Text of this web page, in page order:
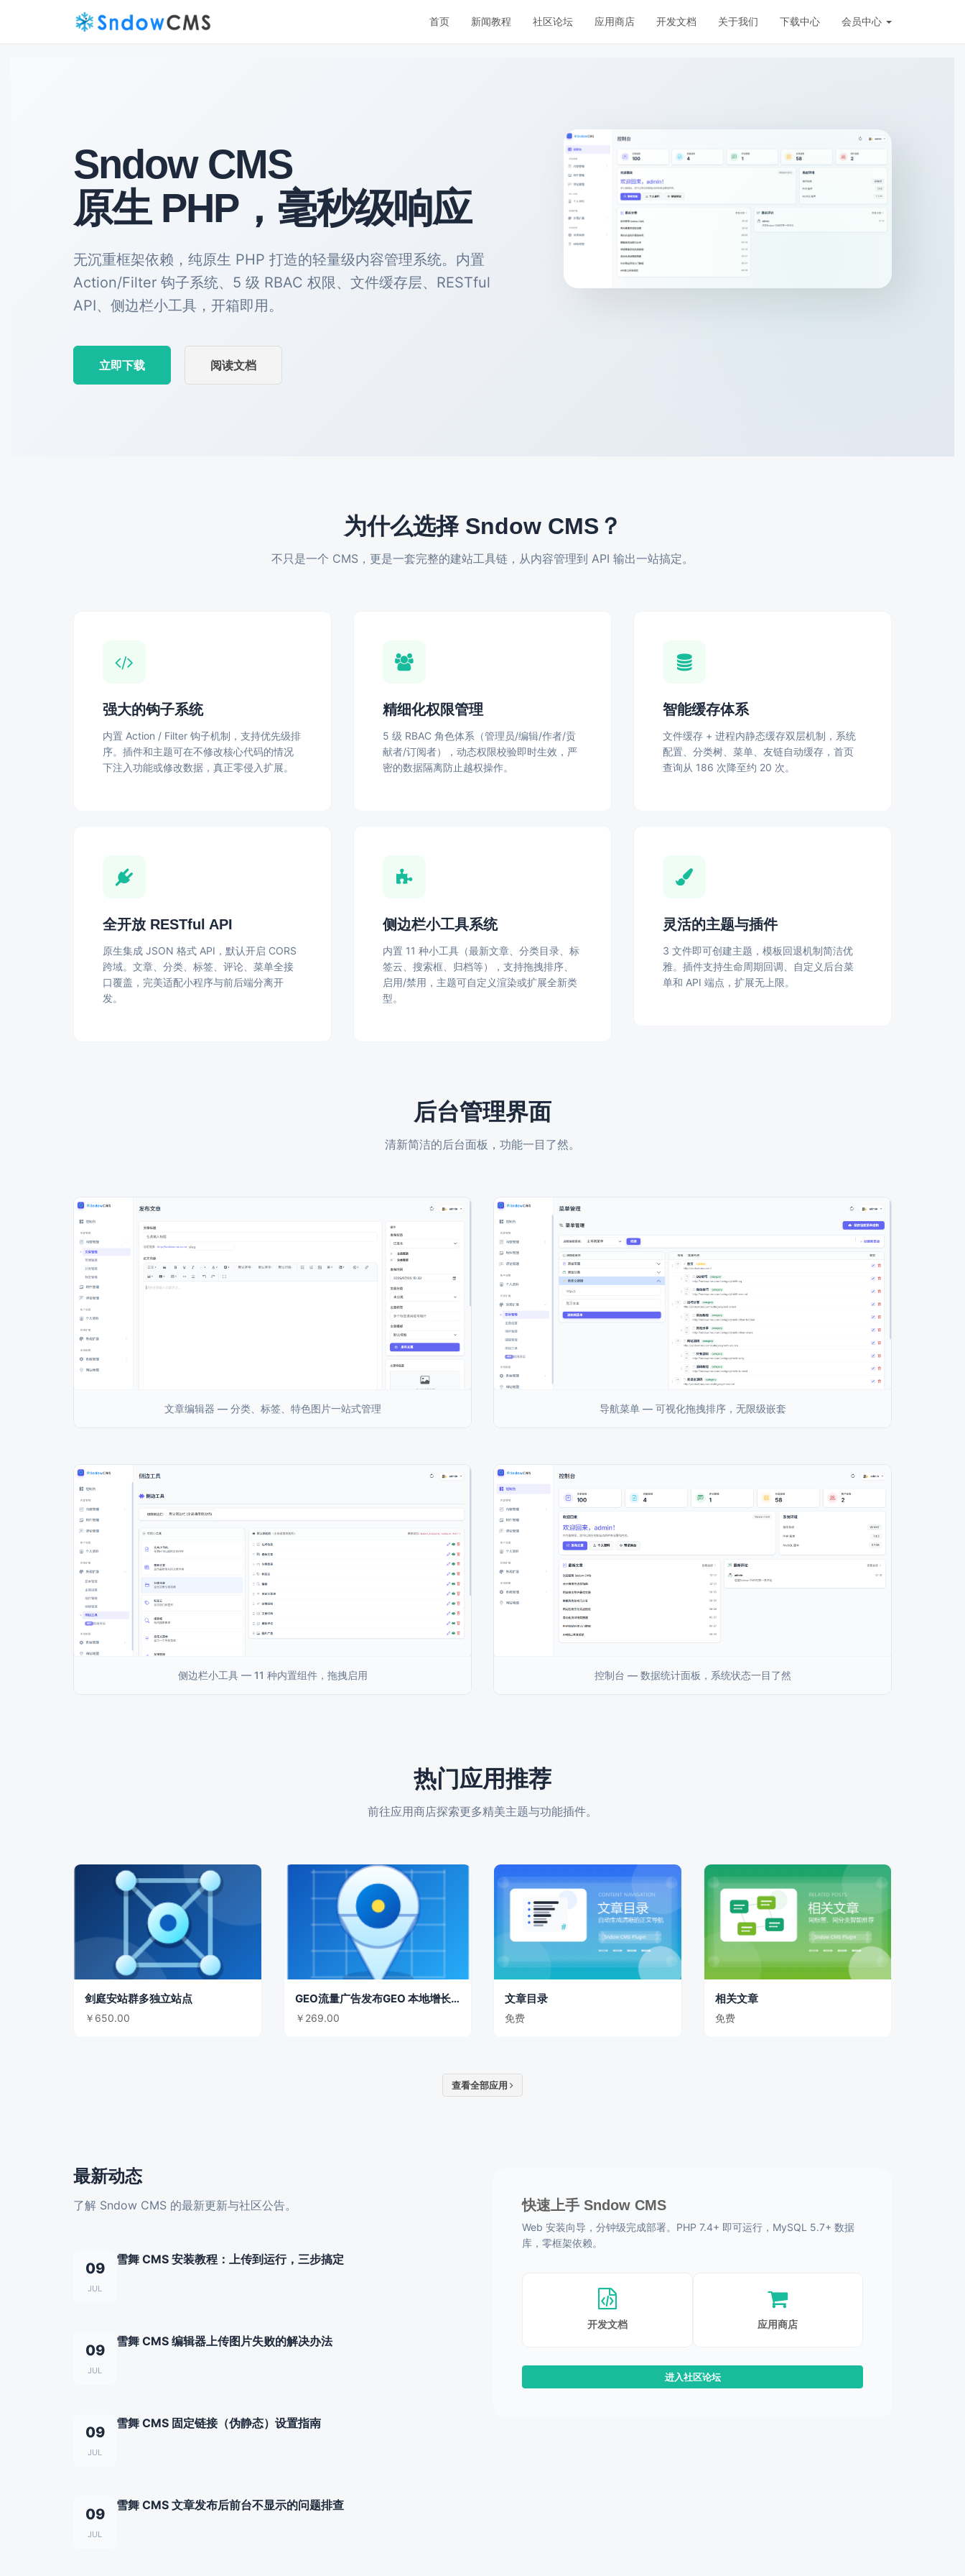
首页 新闻教程 社区论坛 应用商店 开发文档 关于我们 下载中心 会员中心
Sndow CMS
原生 PHP，毫秒级响应
无沉重框架依赖，纯原生 PHP 打造的轻量级内容管理系统。内置
Action/Filter 钩子系统、5 级 RBAC 权限、文件缓存层、RESTful
API、侧边栏小工具，开箱即用。
立即下载 阅读文档
为什么选择 Sndow CMS？
不只是一个 CMS，更是一套完整的建站工具链，从内容管理到 API 输出一站搞定。
强大的钩子系统
内置 Action / Filter 钩子机制，支持优先级排
序。插件和主题可在不修改核心代码的情况
下注入功能或修改数据，真正零侵入扩展。
精细化权限管理
5 级 RBAC 角色体系（管理员/编辑/作者/贡
献者/订阅者），动态权限校验即时生效，严
密的数据隔离防止越权操作。
智能缓存体系
文件缓存 + 进程内静态缓存双层机制，系统
配置、分类树、菜单、友链自动缓存，首页
查询从 186 次降至约 20 次。
全开放 RESTful API
原生集成 JSON 格式 API，默认开启 CORS
跨域。文章、分类、标签、评论、菜单全接
口覆盖，完美适配小程序与前后端分离开
发。
侧边栏小工具系统
内置 11 种小工具（最新文章、分类目录、标
签云、搜索框、归档等），支持拖拽排序、
启用/禁用，主题可自定义渲染或扩展全新类
型。
灵活的主题与插件
3 文件即可创建主题，模板回退机制简洁优
雅。插件支持生命周期回调、自定义后台菜
单和 API 端点，扩展无上限。
后台管理界面
清新简洁的后台面板，功能一目了然。
文章编辑器 — 分类、标签、特色图片一站式管理 导航菜单 — 可视化拖拽排序，无限级嵌套
侧边栏小工具 — 11 种内置组件，拖拽启用 控制台 — 数据统计面板，系统状态一目了然
热门应用推荐
前往应用商店探索更多精美主题与功能插件。
剑庭安站群多独立站点
￥650.00
GEO流量广告发布GEO 本地增长主题
￥269.00
文章目录
免费
相关文章
免费
查看全部应用
最新动态
了解 Sndow CMS 的最新更新与社区公告。
09
JUL
雪舞 CMS 安装教程：上传到运行，三步搞定
09
JUL
雪舞 CMS 编辑器上传图片失败的解决办法
09
JUL
雪舞 CMS 固定链接（伪静态）设置指南
09
JUL
雪舞 CMS 文章发布后前台不显示的问题排查
快速上手 Sndow CMS
Web 安装向导，分钟级完成部署。PHP 7.4+ 即可运行，MySQL 5.7+ 数据
库，零框架依赖。
开发文档 应用商店
进入社区论坛